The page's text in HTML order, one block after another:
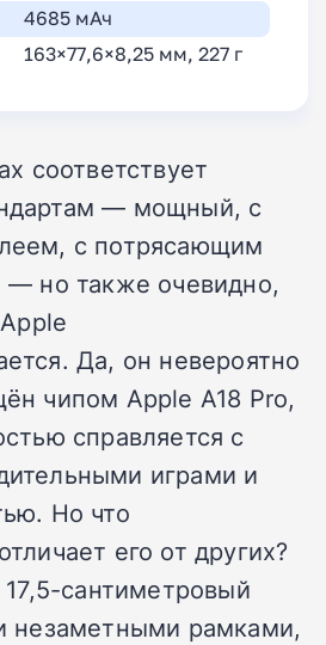
4685 мАч
163×77,6×8,25 мм, 227 г
соответствует
— мощный, с
с потрясающим
— но также очевидно,
Да, он невероятно
чипом Apple A18 Pro,
справляется с
играми и
Но что
его от других?
сантиметровый
незаметными рамками,